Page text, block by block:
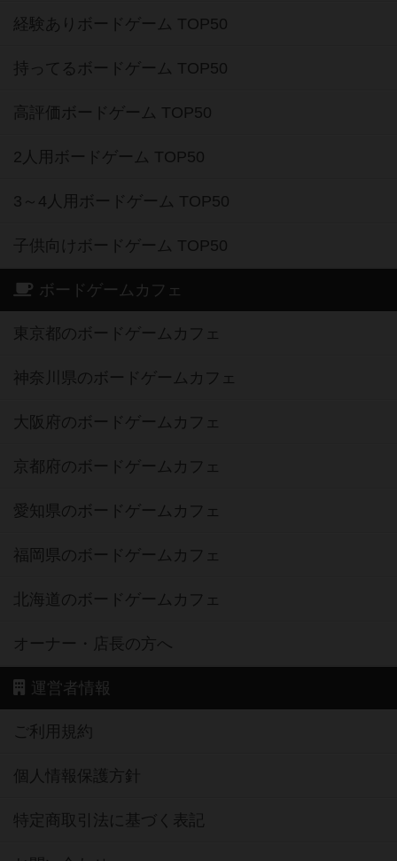
経験ありボードゲーム TOP50
持ってるボードゲーム TOP50
高評価ボードゲーム TOP50
2人用ボードゲーム TOP50
3～4人用ボードゲーム TOP50
子供向けボードゲーム TOP50
ボードゲームカフェ
東京都のボードゲームカフェ
神奈川県のボードゲームカフェ
大阪府のボードゲームカフェ
京都府のボードゲームカフェ
愛知県のボードゲームカフェ
福岡県のボードゲームカフェ
北海道のボードゲームカフェ
オーナー・店長の方へ
運営者情報
ご利用規約
個人情報保護方針
特定商取引法に基づく表記